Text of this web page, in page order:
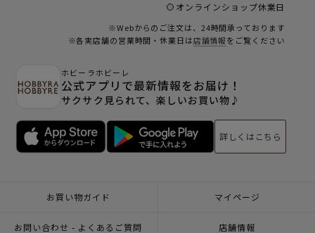
オンラインショップ休業日
※Webからのご注文は、24時間承っております
※各実店舗の営業時間・休業日は店舗情報をご覧ください
ホビーラホビーレ
公式アプリで最新情報をお届け！
サクサク見られて、楽しいお買い物♪
詳しくはこちら
お買い物ガイド マイページ
お問い合わせ - よくあるご質問 店舗情報